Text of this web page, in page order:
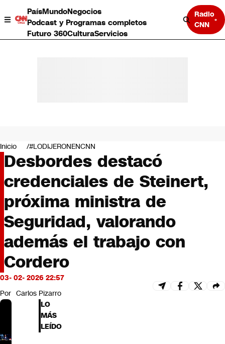
PaísMundoNegocios
Podcast y Programas completos
Futuro 360CulturaServicios
Radio
CNN
Negocios
Deportes
Programas completos
Cultura
Servicios
Bits
CNN tiempo
Futuro 360
Opinión
Inicio #LODIJERONENCNN
Desbordes destacó
credenciales de Steinert,
próxima ministra de
Seguridad, valorando
además el trabajo con
Cordero
03- 02- 2026 22:57
Por Carlos Pizarro
LO
MÁS
LEÍDO